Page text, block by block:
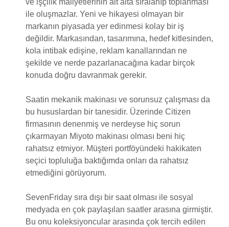
ve işçilik maliyetlerinin alt alta sıralanıp toplanması
ile oluşmazlar. Yeni ve hikayesi olmayan bir
markanın piyasada yer edinmesi kolay bir iş
değildir. Markasından, tasarımına, hedef kitlesinden,
kola intibak edişine, reklam kanallarından ne
şekilde ve nerde pazarlanacağına kadar birçok
konuda doğru davranmak gerekir.
Saatin mekanik makinası ve sorunsuz çalışması da
bu hususlardan bir tanesidir. Üzerinde Citizen
firmasının denenmiş ve nerdeyse hiç sorun
çıkarmayan Miyoto makinası olması beni hiç
rahatsız etmiyor. Müşteri portföyündeki hakikaten
seçici topluluğa baktığımda onları da rahatsız
etmediğini görüyorum.
SevenFriday sıra dışı bir saat olması ile sosyal
medyada en çok paylaşılan saatler arasına girmiştir.
Bu onu koleksiyoncular arasında çok tercih edilen